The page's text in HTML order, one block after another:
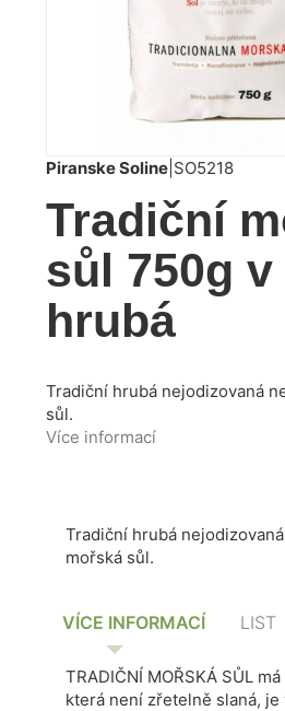
Piranske Soline SO5218
Tradiční
sůl 750g v
hrubá
Tradiční hrubá nejodizovaná
sůl.
Více informací
Tradiční hrubá
mořská sůl.
VÍCE INFORMACÍ LIST
TRADIČNÍ MOŘSKÁ SŮL
která není zřetelně slaná, je